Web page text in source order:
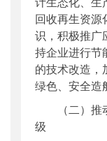
回收再生资源
识，积极推广
持企业进行节
的技术改造，
绿色、安全造
（二）
级